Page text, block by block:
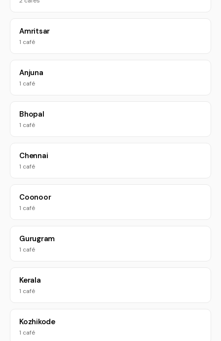
Amritsar
1 café
Anjuna
1 café
Bhopal
1 café
Chennai
1 café
Coonoor
1 café
Gurugram
1 café
Kerala
1 café
Kozhikode
1 café